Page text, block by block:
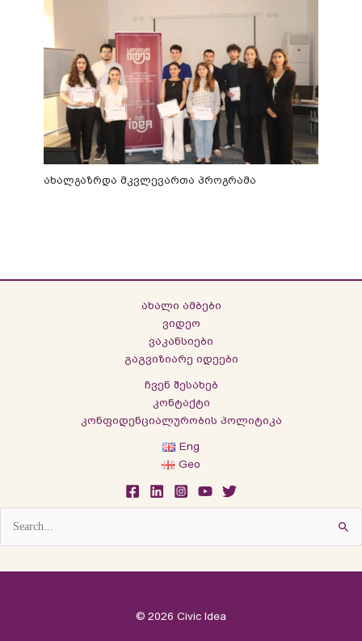
ახალგაზრდა მკვლევართა პროგრამა
ახალი ამბები
ვიდეო
ვაკანსიები
გაგვიზიარე იდეები
ჩვენ შესახებ
კონტაქტი
კონფიდენციალურობის პოლიტიკა
Eng
Geo
Search
for:
© 2026 Civic Idea